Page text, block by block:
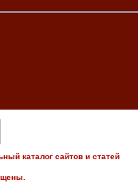
каталог сайтов и статей